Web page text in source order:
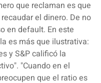
que reclaman es que
el dinero. De no
en default. En este
es más que ilustrativa:
y S&P calificó la
". "Cuando en el
que el ratio es